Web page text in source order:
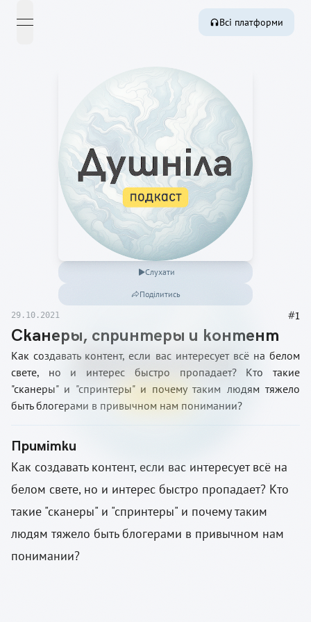
open navigation menu
Всі платформи
Слухати
Поділитись
29.10.2021 #1
Сканеры, спринтеры и контент
Как создавать контент, если вас интересует всё на белом
свете, но и интерес быстро пропадает? Кто такие
"сканеры" и "спринтеры" и почему таким людям тяжело
быть блогерами в привычном нам понимании?
Примітки
Как создавать контент, если вас интересует всё на
белом свете, но и интерес быстро пропадает? Кто
такие "сканеры" и "спринтеры" и почему таким
людям тяжело быть блогерами в привычном нам
понимании?